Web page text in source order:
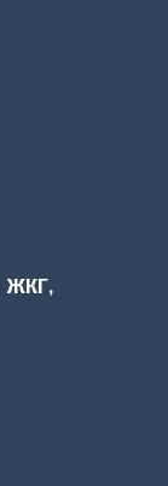
ЖКГ,